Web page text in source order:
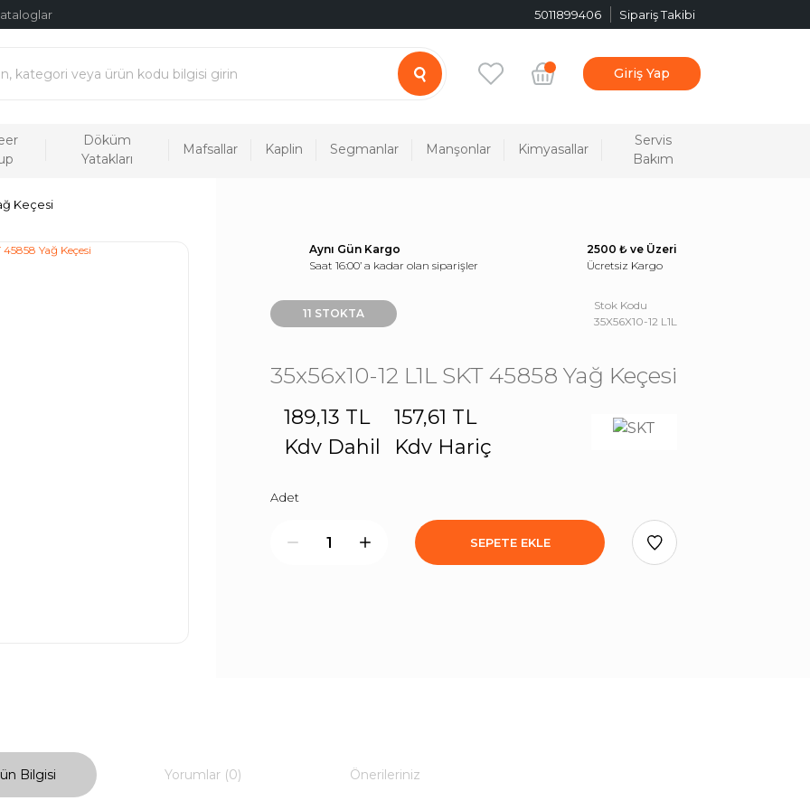
5011899406 Sipariş Takibi
Giriş Yap
Döküm
Yatakları
Mafsallar Kaplin Segmanlar Manşonlar Kimyasallar
Servis
Bakım
Keçesi
Aynı Gün Kargo
Saat 16:00’ a kadar olan siparişler
2500 ₺ ve Üzeri
Ücretsiz Kargo
11 STOKTA
Stok Kodu
35X56X10-12 L1L
35x56x10-12 L1L SKT 45858 Yağ Keçesi
189,13 TL
Kdv Dahil
157,61 TL
Kdv Hariç
Adet
SEPETE EKLE
Bilgisi Yorumlar (0) Önerileriniz